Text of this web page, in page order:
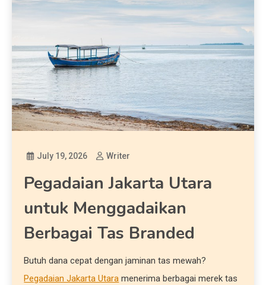
July 19, 2026 Writer
Pegadaian Jakarta Utara
untuk Menggadaikan
Berbagai Tas Branded
Butuh dana cepat dengan jaminan tas mewah?
Pegadaian Jakarta Utara menerima berbagai merek tas